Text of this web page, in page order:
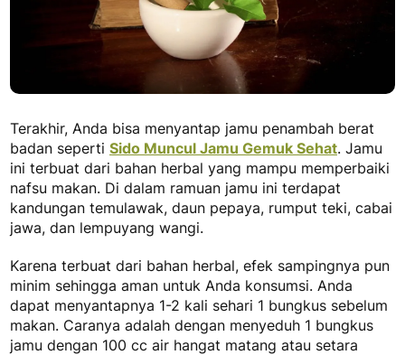
Terakhir, Anda bisa menyantap jamu penambah berat
badan seperti Sido Muncul Jamu Gemuk Sehat. Jamu
ini terbuat dari bahan herbal yang mampu memperbaiki
nafsu makan. Di dalam ramuan jamu ini terdapat
kandungan temulawak, daun pepaya, rumput teki, cabai
jawa, dan lempuyang wangi.
Karena terbuat dari bahan herbal, efek sampingnya pun
minim sehingga aman untuk Anda konsumsi. Anda
dapat menyantapnya 1-2 kali sehari 1 bungkus sebelum
makan. Caranya adalah dengan menyeduh 1 bungkus
jamu dengan 100 cc air hangat matang atau setara